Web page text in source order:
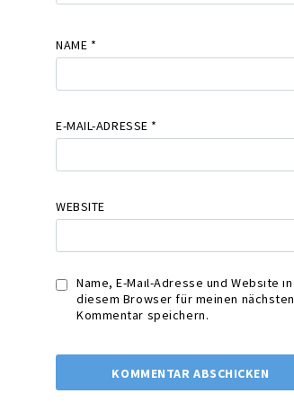
NAME *
E-MAIL-ADRESSE *
WEBSITE
Name, E-Mail-Adresse und Website in
diesem Browser für meinen nächsten
Kommentar speichern.